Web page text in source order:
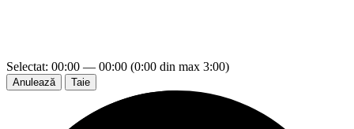
Selectat: 00:00 — 00:00 (0:00 din max 3:00)
Anulează Taie